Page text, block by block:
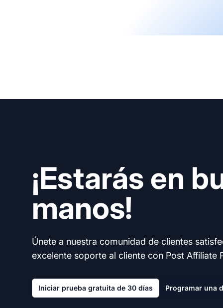
¡Estarás en
manos!
Únete a nuestra comunidad de clientes
excelente soporte al cliente con Post Affiliate
Iniciar prueba gratuita de 30 días Programar una